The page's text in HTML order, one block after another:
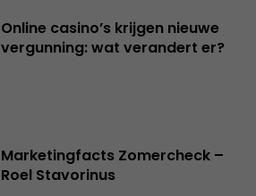
Online casino’s krijgen nieuwe
vergunning: wat verandert er?
Marketingfacts Zomercheck –
Roel Stavorinus